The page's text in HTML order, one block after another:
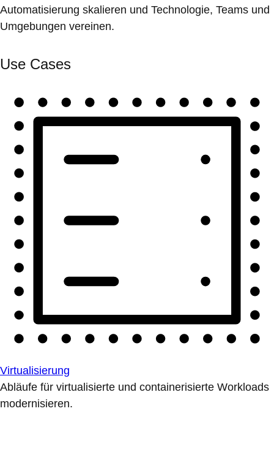
Automatisierung skalieren und Technologie, Teams und
Umgebungen vereinen.
Use Cases
Virtualisierung
Abläufe für virtualisierte und containerisierte Workloads
modernisieren.